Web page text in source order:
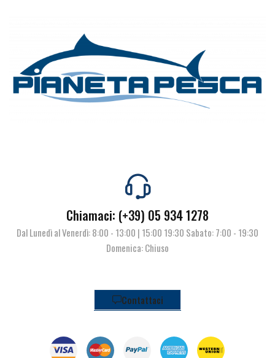
Chiamaci: (+39) 05 934 1278
Dal Lunedì al Venerdì: 8:00 - 13:00 | 15:00 19:30 Sabato: 7:00 - 19:30
Domenica: Chiuso
Contattaci